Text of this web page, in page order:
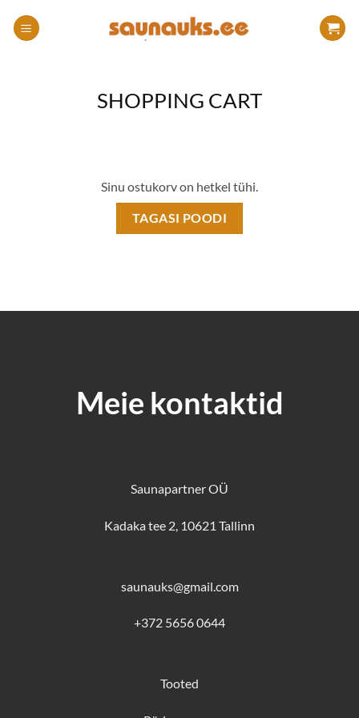
SHOPPING CART
Sinu ostukorv on hetkel tühi.
TAGASI POODI
Meie kontaktid
Saunapartner OÜ
Kadaka tee 2, 10621 Tallinn
saunauks@gmail.com
+372 5656 0644
Tooted